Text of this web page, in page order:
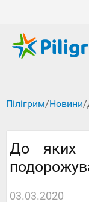
Пілігрим/Новини/
До яких
03.03.2020